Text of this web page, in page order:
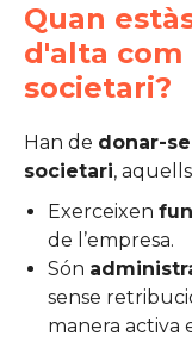
Quan
d'alta com
societari?
Han de donar-
societari,
Exerceixen
de l’empresa.
Són
sense
manera activa